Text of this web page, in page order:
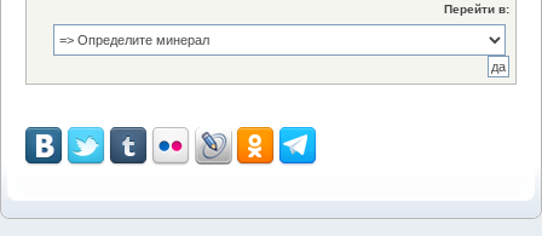
Перейти в: